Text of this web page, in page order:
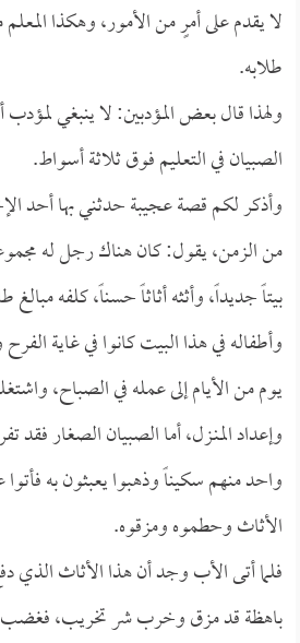
لا يقدم على أمرٍ من الأمور، وهكذا
طلابه.
ولهذا قال بعض المؤدبين: لا ينبغي
الصبيان في التعليم فوق ثلاثة أسواط.
وأذكر لكم قصة عجيبة حدثني بها أحد
من الزمن، يقول: كان هناك رجل له
بيتاً جديداً، وأثثه أثاثاً حسناً، كلفه
وأطفاله في هذا البيت كانوا في غاية
يوم من الأيام إلى عمله في الصباح،
وإعداد المنـزل، أما الصبيان الصغار فقد
واحد منهم سكيناً وذهبوا يعبثون به
الأثاث وحطموه ومزقوه.
فلما أتى الأب وجد أن هذا الأثاث الذي
باهظة قد مزق وخرب شر تخريب، فغضب